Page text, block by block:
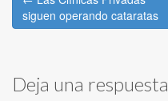
navigation
siguen operando cataratas
Deja una respuesta